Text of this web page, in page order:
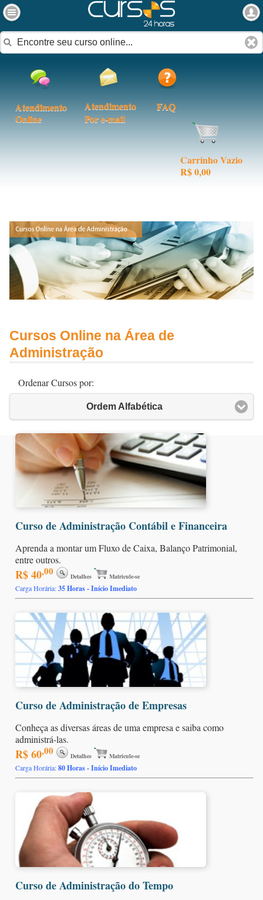
Atendimento
Online
Atendimento
Por e-mail
FAQ
Carrinho Vazio
R$ 0,00
Cursos Online na Área de
Administração
Ordenar Cursos por:
Ordem Alfabética
Curso de Administração Contábil e Financeira
Aprenda a montar um Fluxo de Caixa, Balanço Patrimonial,
entre outros.
R$ 40,00 Detalhes Matricule-se
Carga Horária:35 Horas - Início Imediato
Curso de Administração de Empresas
Conheça as diversas áreas de uma empresa e saiba como
administrá-las.
R$ 60,00 Detalhes Matricule-se
Carga Horária:80 Horas - Início Imediato
Curso de Administração do Tempo